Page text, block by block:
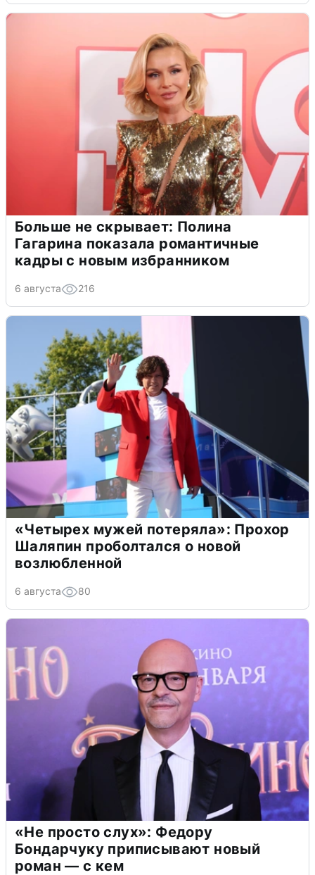
Больше не скрывает: Полина
Гагарина показала романтичные
кадры с новым избранником
6 августа 216
«Четырех мужей потеряла»: Прохор
Шаляпин проболтался о новой
возлюбленной
6 августа 80
«Не просто слух»: Федору
Бондарчуку приписывают новый
роман — с кем